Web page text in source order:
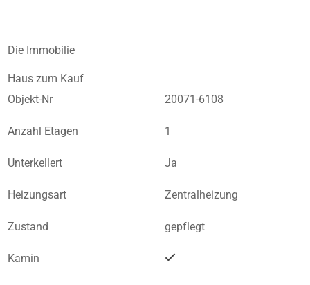
Die Immobilie
Haus zum Kauf
Objekt-Nr
20071-6108
Anzahl Etagen 1
Unterkellert Ja
Heizungsart Zentralheizung
Zustand gepflegt
Kamin